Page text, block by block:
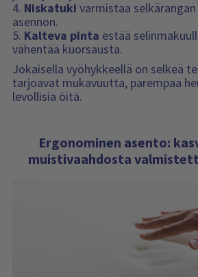
4. Niskatuki varmistaa
asennon.
5. Kalteva pinta estää
vähentää kuorsausta.
Jokaisella vyöhykkeellä on selkeä
tarjoavat mukavuutta, parempaa
levollisia öitä.
Ergonominen asento:
muistivaahdosta